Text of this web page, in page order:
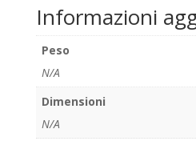
Informazioni
Peso
N/A
Dimensioni
N/A